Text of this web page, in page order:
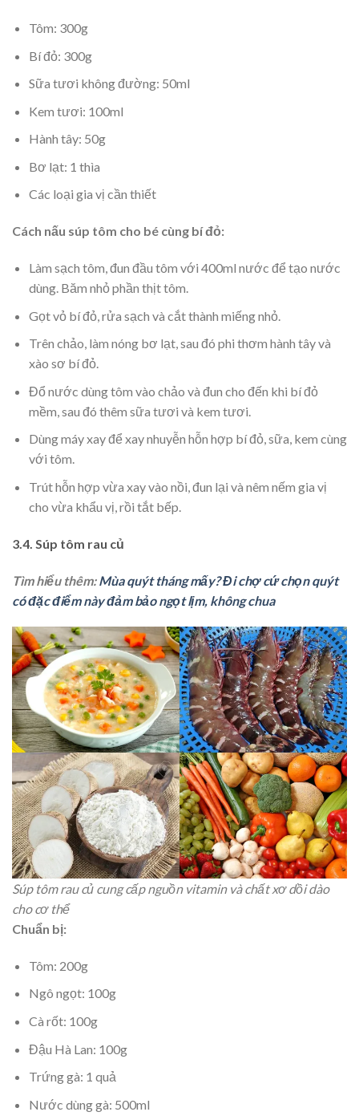
Tôm: 300g
Bí đỏ: 300g
Sữa tươi không đường: 50ml
Kem tươi: 100ml
Hành tây: 50g
Bơ lạt: 1 thìa
Các loại gia vị cần thiết
Cách nấu súp tôm cho bé cùng bí đỏ:
Làm sạch tôm, đun đầu tôm với 400ml nước để tạo nước
dùng. Băm nhỏ phần thịt tôm.
Gọt vỏ bí đỏ, rửa sạch và cắt thành miếng nhỏ.
Trên chảo, làm nóng bơ lạt, sau đó phi thơm hành tây và
xào sơ bí đỏ.
Đổ nước dùng tôm vào chảo và đun cho đến khi bí đỏ
mềm, sau đó thêm sữa tươi và kem tươi.
Dùng máy xay để xay nhuyễn hỗn hợp bí đỏ, sữa, kem cùng
với tôm.
Trút hỗn hợp vừa xay vào nồi, đun lại và nêm nếm gia vị
cho vừa khẩu vị, rồi tắt bếp.
3.4. Súp tôm rau củ
Tìm hiểu thêm:Mùa quýt tháng mấy? Đi chợ cứ chọn quýt
có đặc điểm này đảm bảo ngọt lịm, không chua
Súp tôm rau củ cung cấp nguồn vitamin và chất xơ dồi dào
cho cơ thể
Chuẩn bị:
Tôm: 200g
Ngô ngọt: 100g
Cà rốt: 100g
Đậu Hà Lan: 100g
Trứng gà: 1 quả
Nước dùng gà: 500ml